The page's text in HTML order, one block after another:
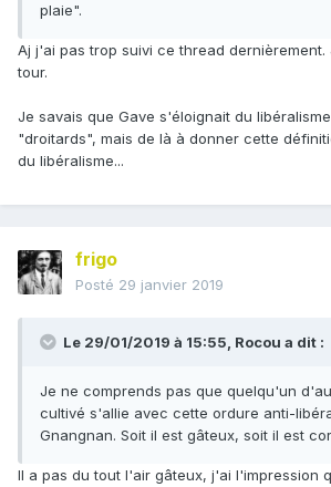
plaie".
Aj j'ai pas trop suivi ce thread dernièrement.
tour.
Je savais que Gave s'éloignait du
"droitards", mais de là à donner cette
du libéralisme...
frigo
Posté 29 janvier 2019
Le 29/01/2019 à 15:55, Rocou a dit :
Je ne comprends pas que quelqu'un
cultivé s'allie avec cette ordure anti-
Gnangnan. Soit il est gâteux, soit il est
Il a pas du tout l'air gâteux, j'ai l'impression